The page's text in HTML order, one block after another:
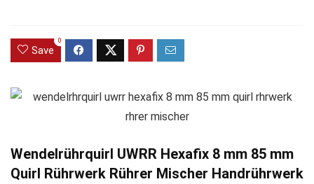
Save
0
Wendelrührquirl UWRR Hexafix 8 mm 85 mm
Quirl Rührwerk Rührer Mischer Handrührwerk